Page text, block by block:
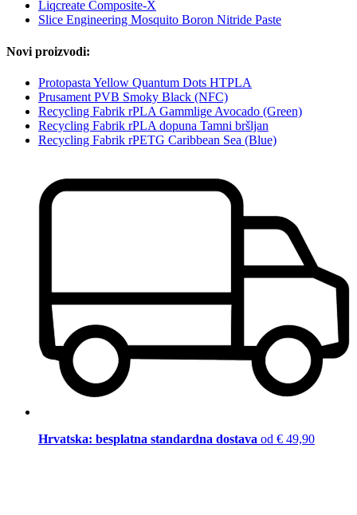
Liqcreate Composite-X
Slice Engineering Mosquito Boron Nitride Paste
Novi proizvodi:
Protopasta Yellow Quantum Dots HTPLA
Prusament PVB Smoky Black (NFC)
Recycling Fabrik rPLA Gammlige Avocado (Green)
Recycling Fabrik rPLA dopuna Tamni bršljan
Recycling Fabrik rPETG Caribbean Sea (Blue)
Hrvatska: besplatna standardna dostava od € 49,90